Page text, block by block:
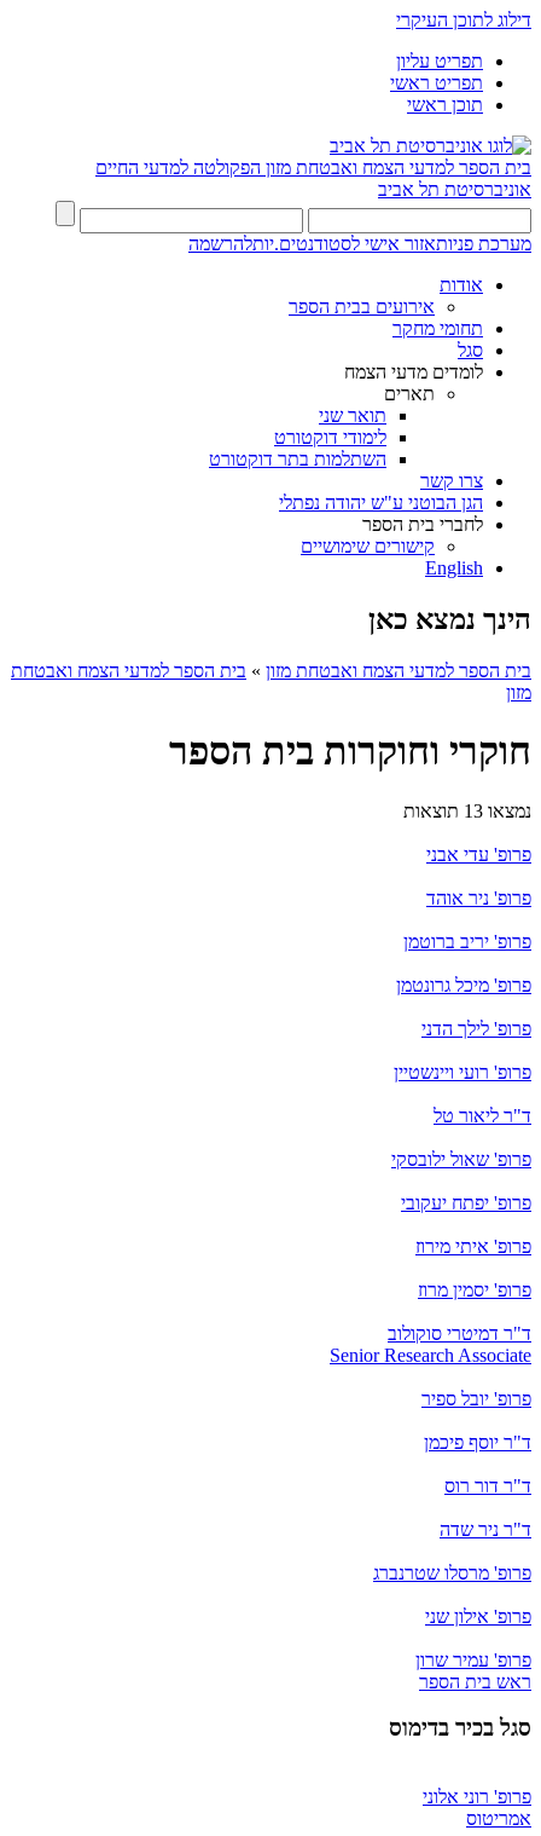
דילוג לתוכן העיקרי
תפריט עליון
תפריט ראשי
תוכן ראשי
בית הספר למדעי הצמח ואבטחת מזון הפקולטה למדעי החיים
אוניברסיטת תל אביב
מערכת פניותאזור אישי לסטודנטים.יותלהרשמה
אודות
אירועים בבית הספר
תחומי מחקר
סגל
לומדים מדעי הצמח
תארים
תואר שני
לימודי דוקטורט
השתלמות בתר דוקטורט
צרו קשר
הגן הבוטני ע"ש יהודה נפתלי
לחברי בית הספר
קישורים שימושיים
English
הינך נמצא כאן
בית הספר למדעי הצמח ואבטחת מזון » בית הספר למדעי הצמח ואבטחת
מזון
חוקרי וחוקרות בית הספר
נמצאו 13 תוצאות
פרופ' עדי אבני
פרופ' ניר אוהד
פרופ' יריב ברוטמן
פרופ' מיכל גרונטמן
פרופ' לילך הדני
פרופ' רועי ויינשטיין
ד"ר ליאור טל
פרופ' שאול ילובסקי
פרופ' יפתח יעקובי
פרופ' איתי מירוז
פרופ' יסמין מרוז
ד"ר דמיטרי סוקולוב
Senior Research Associate
פרופ' יובל ספיר
ד"ר יוסף פיכמן
ד"ר דור רוס
ד"ר ניר שדה
פרופ' מרסלו שטרנברג
פרופ' אילון שני
פרופ' עמיר שרון
ראש בית הספר
סגל בכיר בדימוס
פרופ' רוני אלוני
אמריטוס